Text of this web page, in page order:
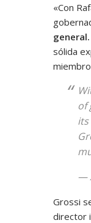
«Con
general.
sólida
of
its
—
Grossi
director